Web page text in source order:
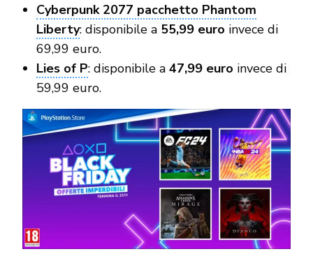
Cyberpunk 2077 pacchetto Phantom
Liberty: disponibile a 55,99 euro invece di
69,99 euro.
Lies of P: disponibile a47,99 euro invece di
59,99 euro.